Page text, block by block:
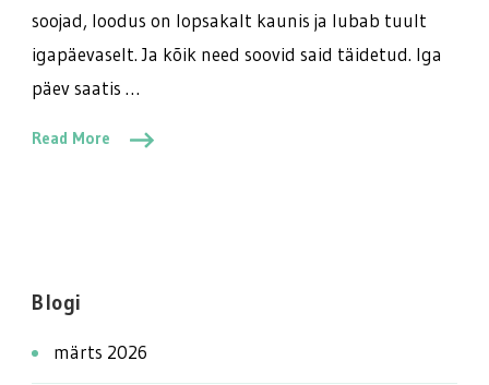
soojad, loodus on lopsakalt kaunis ja lubab tuult
igapäevaselt. Ja kõik need soovid said täidetud. Iga
päev saatis …
Read More
Blogi
märts 2026